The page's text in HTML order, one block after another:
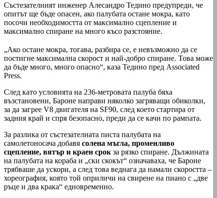
Състезателният инженер Алесандро Тедино предупреди, че
опитът ще бъде опасен, ако палубата остане мокра, като
посочи необходимостта от максимално сцепление и
максимално спиране на много късо разстояние.
„Ако остане мокра, тогава, разбира се, е невъзможно да се
постигне максимална скорост и най-добро спиране. Това може
да бъде много, много опасно“, каза Тедино пред Associated
Press.
След като условията на 236-метровата палуба бяха
възстановени, Бароне направи няколко загряващи обиколки,
за да загрее V8 двигателя на SF90, след което стартира от
задния край и спря безопасно, преди да се качи по рампата.
За разлика от състезателната писта палубата на
самолетоносача добавя солена мъгла, променливо
сцепление, вятър и краен срок за рязко спиране. Дължината
на палубата на кораба и „ски скокът“ означаваха, че Бароне
трябваше да ускори, а след това веднага да намали скоростта –
хореография, която той оприличи на свирене на пиано с „две
ръце и два крака“ едновременно.